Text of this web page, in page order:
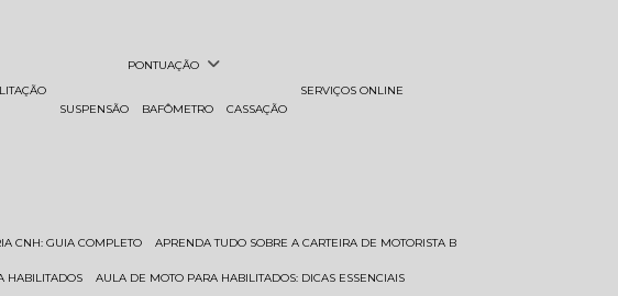
PONTUAÇÃO
SUSPENSÃO BAFÔMETRO CASSAÇÃO
SERVIÇOS ONLINE
CNH: GUIA COMPLETO APRENDA TUDO SOBRE A CARTEIRA DE MOTORISTA B
HABILITADOS AULA DE MOTO PARA HABILITADOS: DICAS ESSENCIAIS